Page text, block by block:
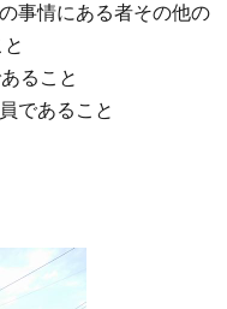
事情にある者その他の
ること
であること